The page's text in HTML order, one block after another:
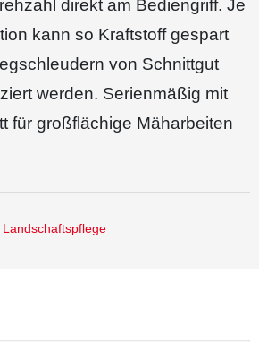
direkt am Bediengriff. Je
kann so Kraftstoff gespart
von Schnittgut
werden. Serienmäßig mit
für großflächige Mäharbeiten
Landschaftspflege